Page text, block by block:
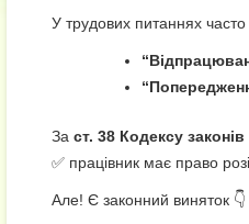
У трудових питаннях
За ст. 38 Кодексу
✅ працівник має право
Але! Є законний виняток 👇